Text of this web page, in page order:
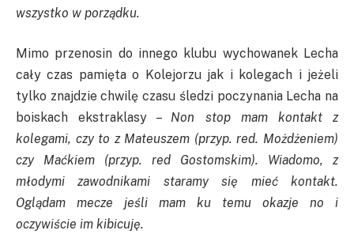
wszystko w porządku.
Mimo przenosin do innego klubu wychowanek Lecha
cały czas pamięta o Kolejorzu jak i kolegach i jeżeli
tylko znajdzie chwilę czasu śledzi poczynania Lecha na
boiskach ekstraklasy – Non stop mam kontakt z
kolegami, czy to z Mateuszem (przyp. red. Możdżeniem)
czy Maćkiem (przyp. red Gostomskim). Wiadomo, z
młodymi zawodnikami staramy się mieć kontakt.
Oglądam mecze jeśli mam ku temu okazje no i
oczywiście im kibicuję.